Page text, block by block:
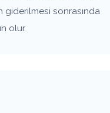
giderilmesi sonrasında
olur.